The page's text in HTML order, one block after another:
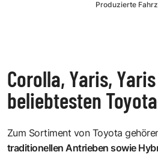
Produzierte
Corolla, Yaris,
beliebtesten
Zum Sortiment von Toyota
traditionellen Antrieben sowie